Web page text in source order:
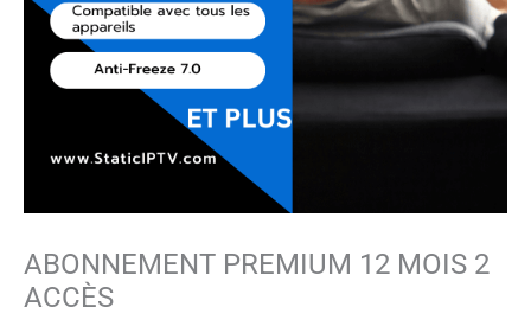
ABONNEMENT PREMIUM 12 MOIS 2
ACCÈS